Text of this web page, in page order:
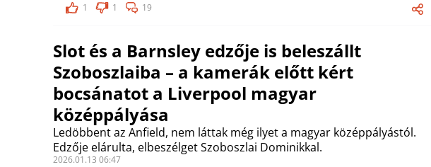
1
1 19
Slot és a Barnsley edzője is beleszállt
Szoboszlaiba – a kamerák előtt kért
bocsánatot a Liverpool magyar
középpályása
Ledöbbent az Anfield, nem láttak még ilyet a magyar középpályástól.
Edzője elárulta, elbeszélget Szoboszlai Dominikkal.
2026.01.13 06:47